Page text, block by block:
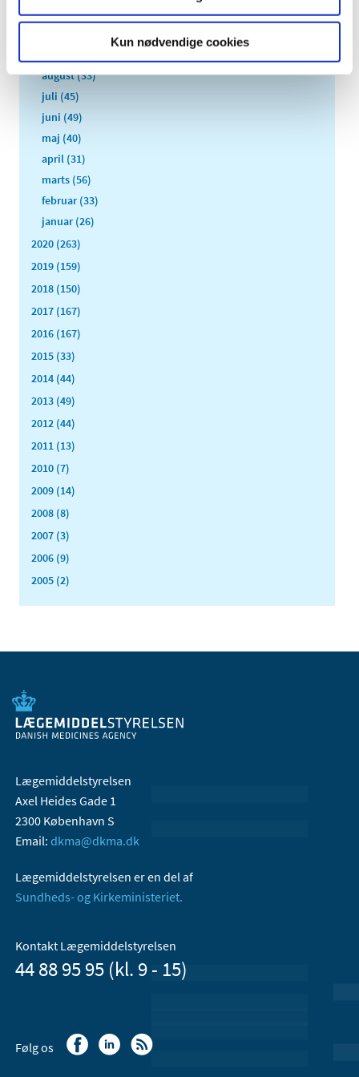
Kun nødvendige cookies
november (51)
august (33)
juli (45)
juni (49)
maj (40)
april (31)
marts (56)
februar (33)
januar (26)
2020 (263)
2019 (159)
2018 (150)
2017 (167)
2016 (167)
2015 (33)
2014 (44)
2013 (49)
2012 (44)
2011 (13)
2010 (7)
2009 (14)
2008 (8)
2007 (3)
2006 (9)
2005 (2)
Lægemiddelstyrelsen
Axel Heides Gade 1
2300 København S
Email: dkma@dkma.dk
Lægemiddelstyrelsen er en del af
Sundheds- og Kirkeministeriet.
Kontakt Lægemiddelstyrelsen
44 88 95 95 (kl. 9 - 15)
Følg os